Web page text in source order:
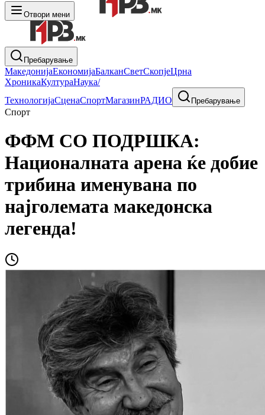
Отвори мени
Пребарување
МакедонијаЕкономијаБалканСветСкопјеЦрна
ХроникаКултураНаука/
ТехнологијаСценаСпортМагазинРАДИО Пребарување
Спорт
ФФМ СО ПОДРШКА:
Националната арена ќе добие
трибина именувана по
најголемата македонска
легенда!